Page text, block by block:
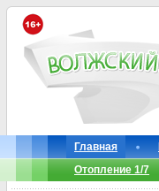
Главная
Отопление 1/7